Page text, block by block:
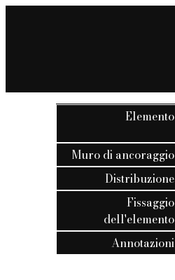
Elemento
Muro di ancoraggio
Distribuzione
Fissaggio
dell'elemento
Annotazioni